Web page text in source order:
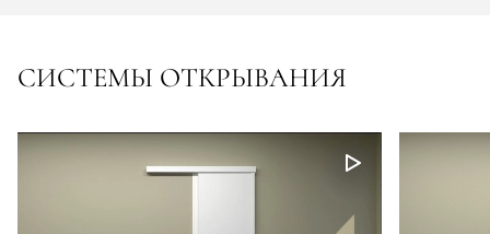
СИСТЕМЫ ОТКРЫВАНИЯ